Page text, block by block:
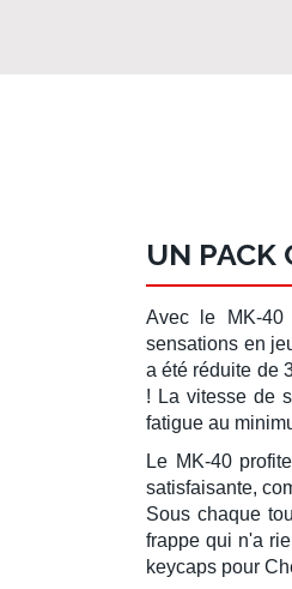
UN PACK
Avec le MK-40
sensations en
a été réduite de
! La vitesse de
fatigue au
Le MK-40
satisfaisante,
Sous chaque
frappe qui n'a
keycaps pour